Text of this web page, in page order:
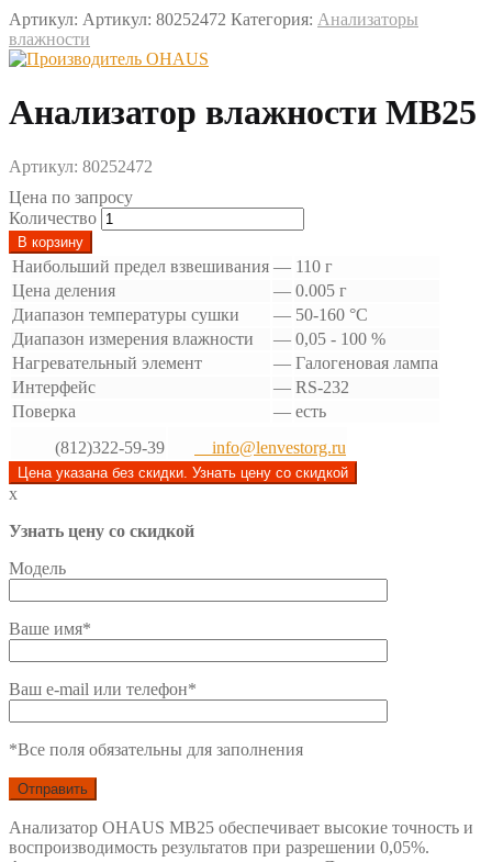
Артикул: Артикул: 80252472 Категория: Анализаторы
влажности
Анализатор влажности MB25
Артикул: 80252472
Цена по запросу
Количество
В корзину
Наибольший предел взвешивания — 110 г
Цена деления
— 0.005 г
Диапазон температуры сушки
— 50-160 °С
Диапазон измерения влажности
— 0,05 - 100 %
Нагревательный элемент
— Галогеновая лампа
Интерфейс
— RS-232
Поверка
— есть
(812)322-59-39
info@lenvestorg.ru
Цена указана без скидки. Узнать цену со скидкой
x
Узнать цену со скидкой
Модель
Ваше имя*
Ваш e-mail или телефон*
*Все поля обязательны для заполнения
Анализатор OHAUS MB25 обеспечивает высокие точность и
воспроизводимость результатов при разрешении 0,05%.